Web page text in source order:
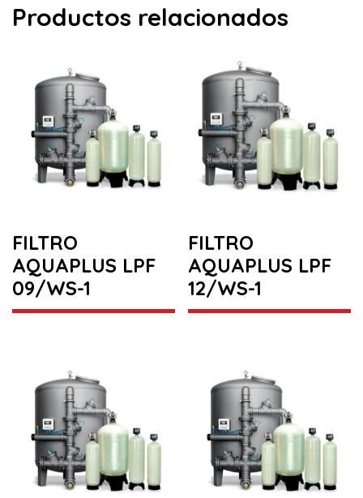
Productos relacionados
FILTRO
AQUAPLUS LPF
09/WS-1
FILTRO
AQUAPLUS LPF
12/WS-1